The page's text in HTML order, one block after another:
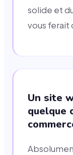
solide et
vous ferait
Un site
quelque